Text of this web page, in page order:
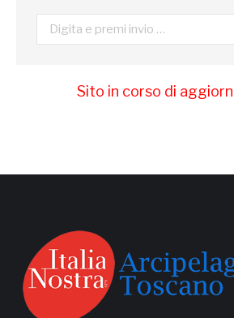
Cerca:
Sito in corso di